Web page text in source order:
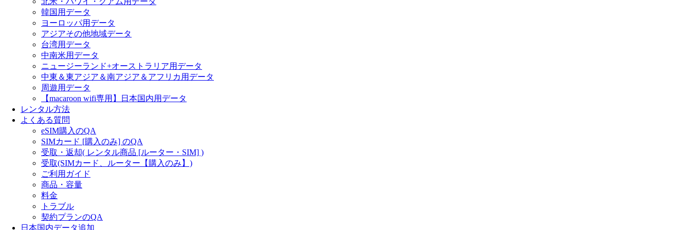
韓国用データ
ヨーロッパ用データ
アジアその他地域データ
台湾用データ
中南米用データ
ニュージーランド+オーストラリア用データ
中東＆東アジア＆南アジア＆アフリカ用データ
周遊用データ
【macaroon wifi専用】日本国内用データ
レンタル方法
よくある質問
eSIM購入のQA
SIMカード [購入のみ] のQA
受取・返却( レンタル商品 [ルーター・SIM] )
受取(SIMカード、ルーター【購入のみ】)
ご利用ガイド
商品・容量
料金
トラブル
契約プランのQA
日本国内データ追加